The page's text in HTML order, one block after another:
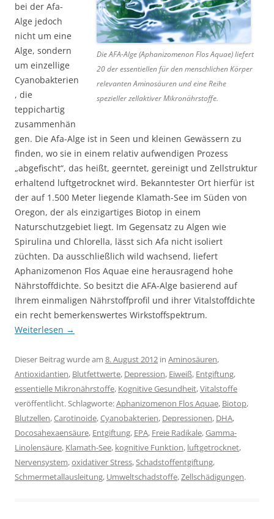
Die AFA-Alge (Aphanizomenon Flos Aquae) liefert
20 der essentiellen für den menschlichen Körper
relevanten Aminosäuren und eine Reihe
spezieller zellaktiver Mikronährstoffe.
bei der Afa-
Alge jedoch
nicht um eine
Alge, sondern
um einzellige
Cyanobakterien
, die
teppichartig
zusammenhän
gen. Die Afa-Alge ist in Seen und kleinen Gewässern zu
finden, wo sie in einem relativ aufwendigen Prozess
„abgefischt“, das heißt, geerntet, gereinigt und Zellstruktur
erhaltend luftgetrocknet wird. Bekanntester Ort hierfür ist
der auf 1.500 Meter liegende Klamath-See im Süden von
Oregon, der als einzigartiges Biotop in einem
Naturschutzgebiet liegt. Im Gegensatz zu Algen wie
Spirulina und Chlorella, lässt sich Afa nicht isoliert
züchten. Da ausschließlich wild wachsend, liefert
Aphanizomenon Flos Aquae eine herausragend hohe
Nährstoffdichte. So besitzt die AFA-Alge basierend auf
Ihrem einmaligen Nährstoffprofil und ihrer Vitalstoffdichte
ein recht bemerkenswertes Wirkstoffspektrum.
Weiterlesen →
Dieser Beitrag wurde am 8. August 2012 in Aminosäuren,
Antioxidantien, Blutfettwerte, Depression, Eiweiß, Entgiftung,
essentielle Mikronährstoffe, Kognitive Gesundheit,Vitalstoffe
veröffentlicht. Schlagworte:Aphanizomenon Flos Aquae, Biotop,
Blutzellen,Carotinoide,Cyanobakterien, Depressionen, DHA,
Docosahexaensäure, Entgiftung, EPA, Freie Radikale,Gamma-
Linolensäure, Klamath-See, kognitive Funktion, luftgetrocknet,
Nervensystem,oxidativer Stress,Schadstoffentgiftung,
Schmermetallausleitung, Umweltschadstoffe,Zellschädigungen.